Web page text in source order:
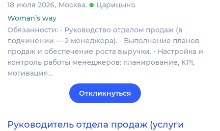
18 июля 2026 Москва
Царицыно
Woman’s way
Обязанности: - Руководство отделом продаж (в
подчинении — 2 менеджера). - Выполнение планов
продаж и обеспечение роста выручки. - Настройка и
контроль работы менеджеров: планирование, KPI,
мотивация…
Откликнуться
Руководитель отдела продаж (услуги